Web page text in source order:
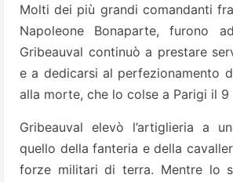
Molti dei più grandi comandanti
Napoleone Bonaparte, furono
Gribeauval continuò a prestare
e a dedicarsi al perfezionamento
alla morte, che lo colse a Parigi il 9
Gribeauval elevò l’artiglieria a
quello della fanteria e della
forze militari di terra. Mentre lo